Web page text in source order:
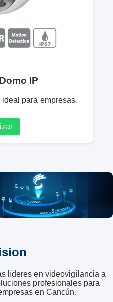
IP
para empresas.
líderes en videovigilancia a
profesionales para
en Cancún.